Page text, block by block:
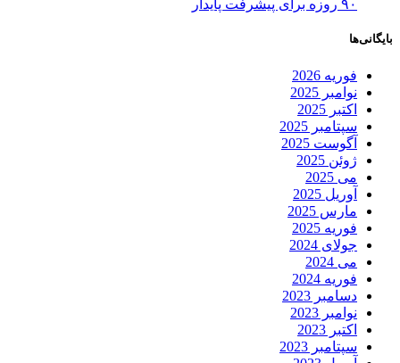
۹۰ روزه برای پیشرفت پایدار
بایگانی‌ها
فوریه 2026
نوامبر 2025
اکتبر 2025
سپتامبر 2025
آگوست 2025
ژوئن 2025
می 2025
آوریل 2025
مارس 2025
فوریه 2025
جولای 2024
می 2024
فوریه 2024
دسامبر 2023
نوامبر 2023
اکتبر 2023
سپتامبر 2023